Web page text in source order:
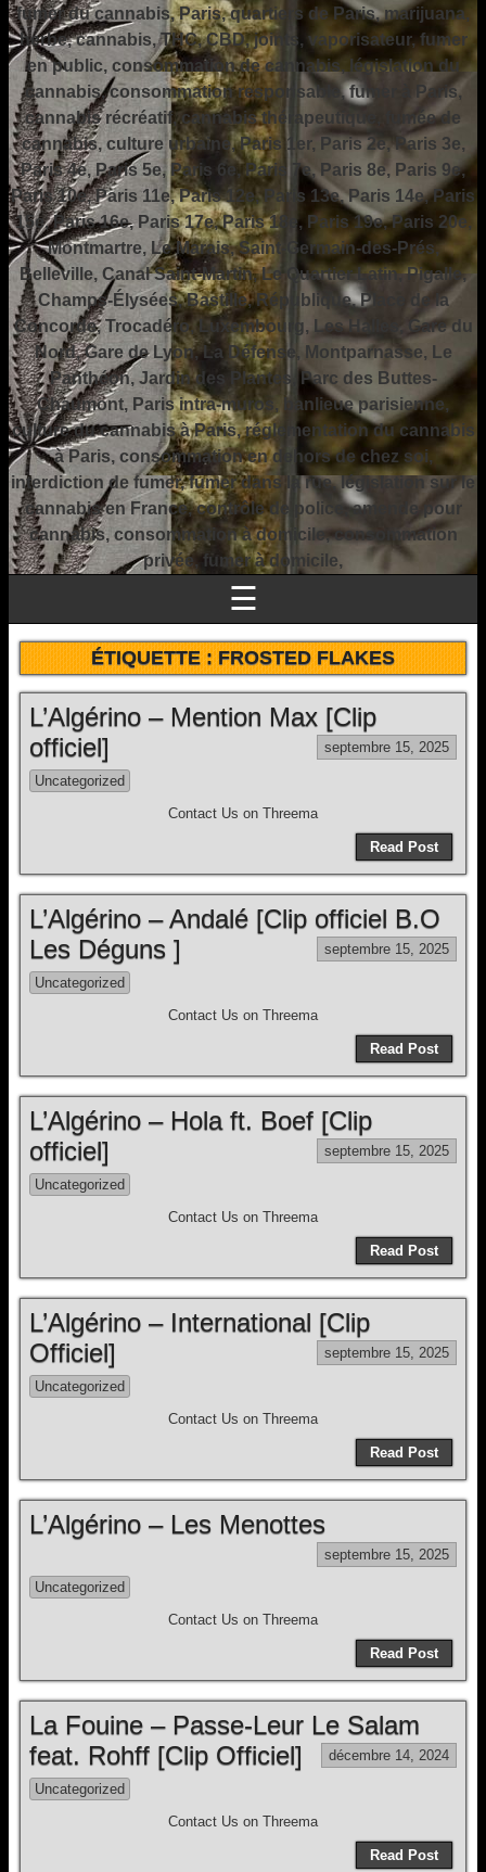
fumer du cannabis, Paris, quartiers de Paris, marijuana,
herbe, cannabis, THC, CBD, joints, vaporisateur, fumer
en public, consommation de cannabis, législation du
cannabis, consommation responsable, fumer à Paris,
cannabis récréatif, cannabis thérapeutique, fumée de
cannabis, culture urbaine, Paris 1er, Paris 2e, Paris 3e,
Paris 4e, Paris 5e, Paris 6e, Paris 7e, Paris 8e, Paris 9e,
Paris 10e, Paris 11e, Paris 12e, Paris 13e, Paris 14e, Paris
15e, Paris 16e, Paris 17e, Paris 18e, Paris 19e, Paris 20e,
Montmartre, Le Marais, Saint-Germain-des-Prés,
Belleville, Canal Saint-Martin, Le Quartier Latin, Pigalle,
Champs-Élysées, Bastille, République, Place de la
Concorde, Trocadéro, Luxembourg, Les Halles, Gare du
Nord, Gare de Lyon, La Défense, Montparnasse, Le
Panthéon, Jardin des Plantes, Parc des Buttes-
Chaumont, Paris intra-muros, banlieue parisienne,
culture du cannabis à Paris, réglementation du cannabis
à Paris, consommation en dehors de chez soi,
interdiction de fumer, fumer dans la rue, législation sur le
cannabis en France, contrôle de police, amende pour
cannabis, consommation à domicile, consommation
privée, fumer à domicile,
☰
ÉTIQUETTE :FROSTED FLAKES
L’Algérino – Mention Max [Clip
officiel]
septembre 15, 2025
Uncategorized
Contact Us on Threema
Read Post
L’Algérino – Andalé [Clip officiel B.O
Les Déguns ]
septembre 15, 2025
Uncategorized
Contact Us on Threema
Read Post
L’Algérino – Hola ft. Boef [Clip
officiel]
septembre 15, 2025
Uncategorized
Contact Us on Threema
Read Post
L’Algérino – International [Clip
Officiel]
septembre 15, 2025
Uncategorized
Contact Us on Threema
Read Post
L’Algérino – Les Menottes
septembre 15, 2025
Uncategorized
Contact Us on Threema
Read Post
La Fouine – Passe-Leur Le Salam
feat. Rohff [Clip Officiel]
décembre 14, 2024
Uncategorized
Contact Us on Threema
Read Post